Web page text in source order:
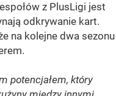
z PlusLigi jest
odkrywanie kart.
na kolejne dwa sezonu
potencjałem, który